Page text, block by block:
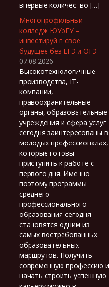
впервые количество […]
Многопрофильный
колледж ЮУрГУ –
инвестируй в свое
будущее без ЕГЭ и ОГЭ
07.08.2026
Высокотехнологичные
производства, IT-
компании,
правоохранительные
органы, образовательные
учреждения и сфера услуг
сегодня заинтересованы в
молодых профессионалах,
которые готовы
приступить к работе с
первого дня. Именно
поэтому программы
среднего
профессионального
образования сегодня
становятся одним из
самых востребованных
образовательных
маршрутов. Получить
современную профессию и
начать строить успешную